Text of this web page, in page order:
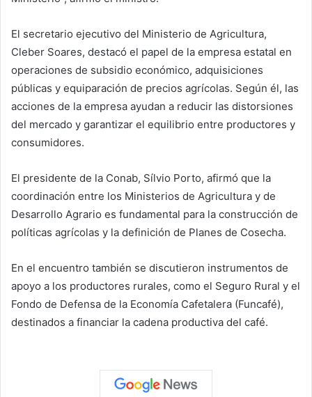
El secretario ejecutivo del Ministerio de Agricultura,
Cleber Soares, destacó el papel de la empresa estatal en
operaciones de subsidio económico, adquisiciones
públicas y equiparación de precios agrícolas. Según él, las
acciones de la empresa ayudan a reducir las distorsiones
del mercado y garantizar el equilibrio entre productores y
consumidores.
El presidente de la Conab, Sílvio Porto, afirmó que la
coordinación entre los Ministerios de Agricultura y de
Desarrollo Agrario es fundamental para la construcción de
políticas agrícolas y la definición de Planes de Cosecha.
En el encuentro también se discutieron instrumentos de
apoyo a los productores rurales, como el Seguro Rural y el
Fondo de Defensa de la Economía Cafetalera (Funcafé),
destinados a financiar la cadena productiva del café.